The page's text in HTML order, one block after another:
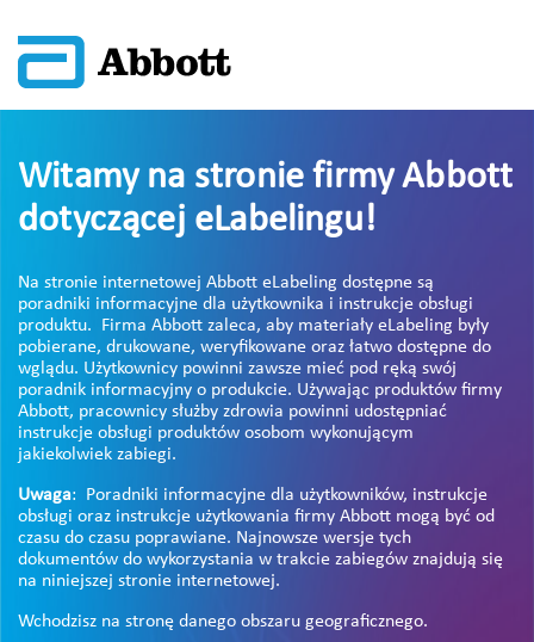
Witamy na stronie firmy Abbott
dotyczącej eLabelingu!
Na stronie internetowej Abbott eLabeling dostępne są
poradniki informacyjne dla użytkownika i instrukcje obsługi
produktu. Firma Abbott zaleca, aby materiały eLabeling były
pobierane, drukowane, weryfikowane oraz łatwo dostępne do
wglądu. Użytkownicy powinni zawsze mieć pod ręką swój
poradnik informacyjny o produkcie. Używając produktów firmy
Abbott, pracownicy służby zdrowia powinni udostępniać
instrukcje obsługi produktów osobom wykonującym
jakiekolwiek zabiegi.
Uwaga: Poradniki informacyjne dla użytkowników, instrukcje
obsługi oraz instrukcje użytkowania firmy Abbott mogą być od
czasu do czasu poprawiane. Najnowsze wersje tych
dokumentów do wykorzystania w trakcie zabiegów znajdują się
na niniejszej stronie internetowej.
Wchodzisz na stronę danego obszaru geograficznego.